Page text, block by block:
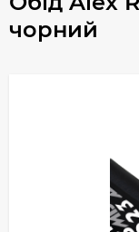
чорний